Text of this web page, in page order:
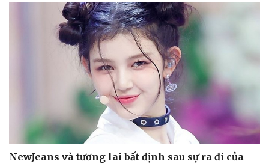
NewJeans và tương lai bất định sau sự ra đi của